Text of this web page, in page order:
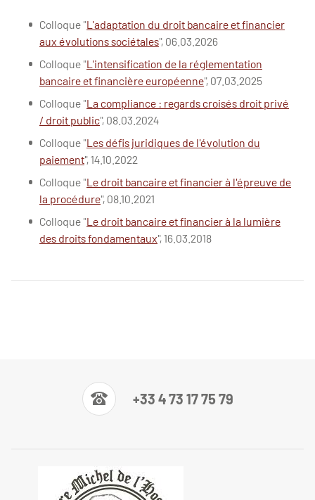
Colloque "L'adaptation du droit bancaire et financier
aux évolutions sociétales", 06.03.2026
Colloque "L'intensification de la réglementation
bancaire et financière européenne", 07.03.2025
Colloque "La compliance : regards croisés droit privé
/ droit public", 08.03.2024
Colloque "Les défis juridiques de l'évolution du
paiement", 14.10.2022
Colloque "Le droit bancaire et financier à l'épreuve de
la procédure", 08.10.2021
Colloque "Le droit bancaire et financier à la lumière
des droits fondamentaux", 16.03.2018
+33 4 73 17 75 79